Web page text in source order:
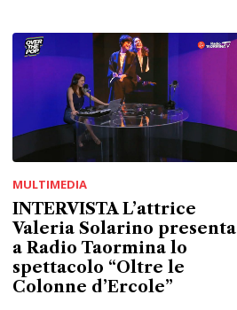
MULTIMEDIA
INTERVISTA L’attrice
Valeria Solarino presenta
a Radio Taormina lo
spettacolo “Oltre le
Colonne d’Ercole”